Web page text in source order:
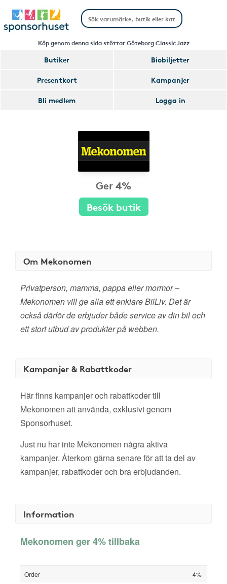
Köp genom denna sida stöttar Göteborg Classic Jazz
Butiker
Biobiljetter
Presentkort
Kampanjer
Bli medlem
Logga in
Ger 4%
Besök butik
Om Mekonomen
Privatperson, mamma, pappa eller mormor –
Mekonomen vill ge alla ett enklare BilLiv. Det är
också därför de erbjuder både service av din bil och
ett stort utbud av produkter på webben.
Kampanjer & Rabattkoder
Här finns kampanjer och rabattkoder till
Mekonomen att använda, exklusivt genom
Sponsorhuset.
Just nu har inte Mekonomen några aktiva
kampanjer. Återkom gärna senare för att ta del av
kampanjer, rabattkoder och bra erbjudanden.
Information
Mekonomen ger 4% tillbaka
Order 4%